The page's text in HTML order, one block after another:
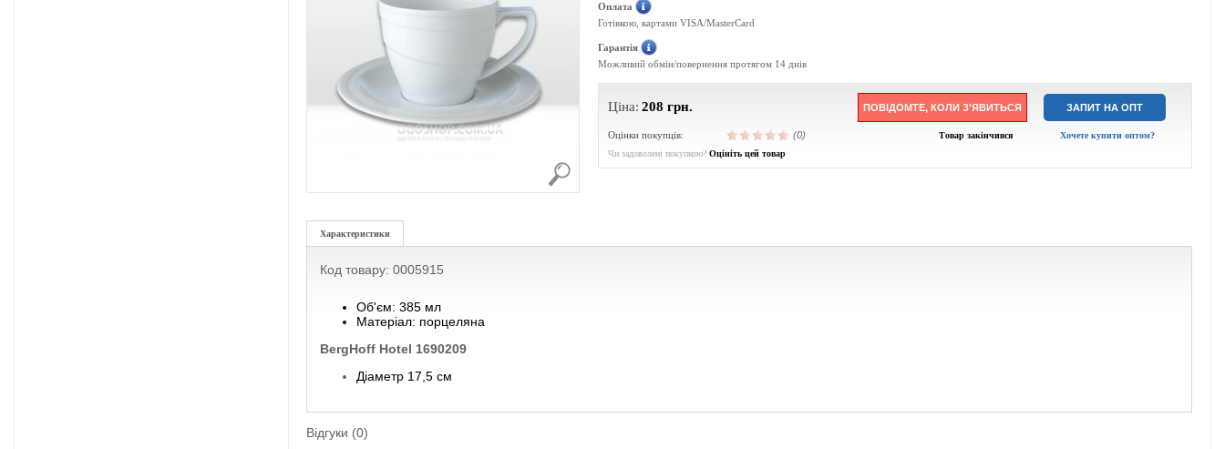
Оплата
Готівкою, картами VISA/MasterCard
Гарантія
Можливий обмін/повернення протягом 14 днів
Ціна: 208 грн. ПОВІДОМТЕ, КОЛИ З'ЯВИТЬСЯ ЗАПИТ НА ОПТ
Оцінки покупців: (0) Товар закінчився
Хочете купити оптом?
Чи задоволені покупкою? Оцініть цей товар
Характеристики
Код товару: 0005915
Об'єм: 385 мл
Матеріал: порцеляна
BergHoff Hotel 1690209
Діаметр 17,5 см
Відгуки (0)